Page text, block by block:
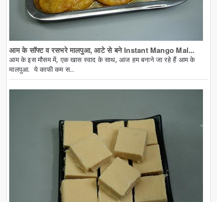
आम के सॉफ्ट व रसभरे मालपुआ, आटे से बने Instant Mango Mal...
आम के इस मौसम में, एक खास स्वाद के साथ, आज हम बनाने जा रहे हैं आम के
मालपुआ. ये काफी कम स...